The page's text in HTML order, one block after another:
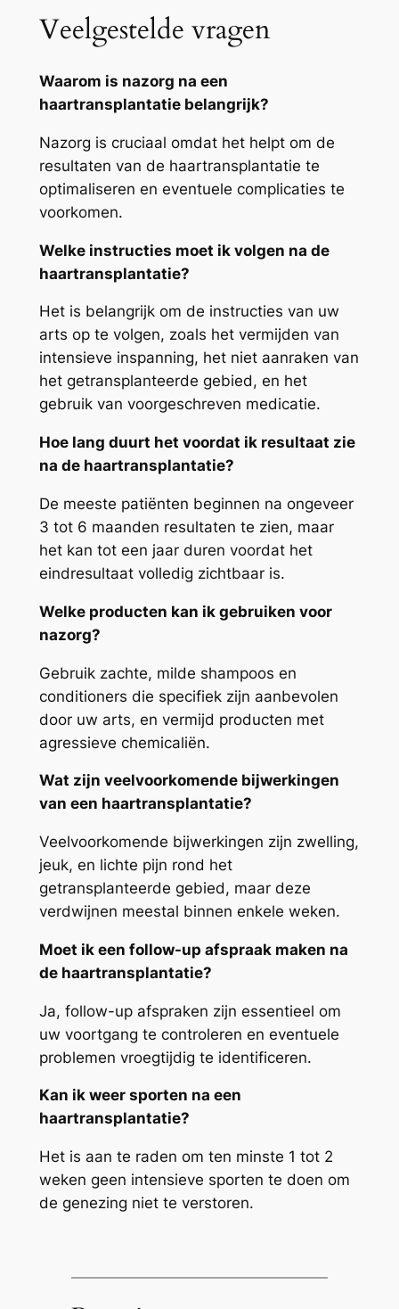
Veelgestelde vragen
Waarom is nazorg na een
haartransplantatie belangrijk?
Nazorg is cruciaal omdat het helpt om de
resultaten van de haartransplantatie te
optimaliseren en eventuele complicaties te
voorkomen.
Welke instructies moet ik volgen na de
haartransplantatie?
Het is belangrijk om de instructies van uw
arts op te volgen, zoals het vermijden van
intensieve inspanning, het niet aanraken van
het getransplanteerde gebied, en het
gebruik van voorgeschreven medicatie.
Hoe lang duurt het voordat ik resultaat zie
na de haartransplantatie?
De meeste patiënten beginnen na ongeveer
3 tot 6 maanden resultaten te zien, maar
het kan tot een jaar duren voordat het
eindresultaat volledig zichtbaar is.
Welke producten kan ik gebruiken voor
nazorg?
Gebruik zachte, milde shampoos en
conditioners die specifiek zijn aanbevolen
door uw arts, en vermijd producten met
agressieve chemicaliën.
Wat zijn veelvoorkomende bijwerkingen
van een haartransplantatie?
Veelvoorkomende bijwerkingen zijn zwelling,
jeuk, en lichte pijn rond het
getransplanteerde gebied, maar deze
verdwijnen meestal binnen enkele weken.
Moet ik een follow-up afspraak maken na
de haartransplantatie?
Ja, follow-up afspraken zijn essentieel om
uw voortgang te controleren en eventuele
problemen vroegtijdig te identificeren.
Kan ik weer sporten na een
haartransplantatie?
Het is aan te raden om ten minste 1 tot 2
weken geen intensieve sporten te doen om
de genezing niet te verstoren.